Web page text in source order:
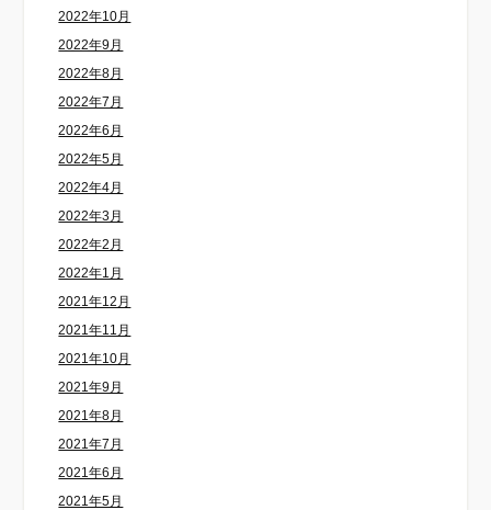
2022年10月
2022年9月
2022年8月
2022年7月
2022年6月
2022年5月
2022年4月
2022年3月
2022年2月
2022年1月
2021年12月
2021年11月
2021年10月
2021年9月
2021年8月
2021年7月
2021年6月
2021年5月